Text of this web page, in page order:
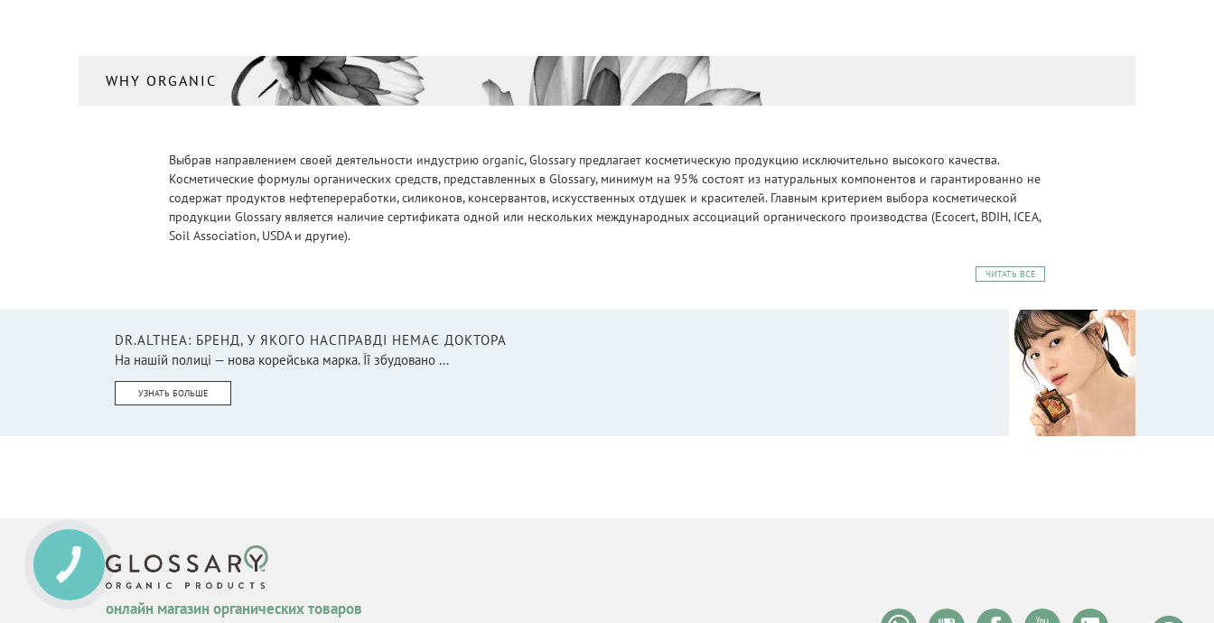
WHY ORGANIC
Выбрав направлением своей деятельности индустрию organic, Glossary предлагает косметическую продукцию исключительно высокого качества.
Косметические формулы органических средств, представленных в Glossary, минимум на 95% состоят из натуральных компонентов и гарантированно не
содержат продуктов нефтепереработки, силиконов, консервантов, искусственных отдушек и красителей. Главным критерием выбора косметической
продукции Glossary является наличие сертификата одной или нескольких международных ассоциаций органического производства (Ecocert, BDIH, ICEA,
Soil Association, USDA и другие).
ЧИТАТЬ ВСЕ
DR.ALTHEA: БРЕНД, У ЯКОГО НАСПРАВДІ НЕМАЄ ДОКТОРА
На нашій полиці — нова корейська марка. Її збудовано ...
УЗНАТЬ БОЛЬШЕ
онлайн магазин органических товаров